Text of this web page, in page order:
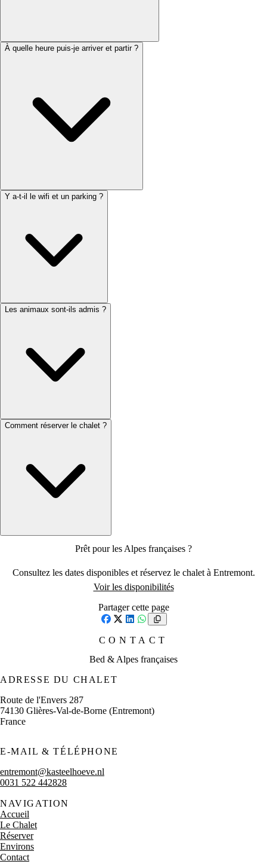
À quelle heure puis-je arriver et partir ?
Y a-t-il le wifi et un parking ?
Les animaux sont-ils admis ?
Comment réserver le chalet ?
Prêt pour les Alpes françaises ?
Consultez les dates disponibles et réservez le chalet à Entremont.
Voir les disponibilités
Partager cette page
CONTACT
Bed & Alpes françaises
ADRESSE DU CHALET
Route de l'Envers 287
74130 Glières-Val-de-Borne (Entremont)
France
E-MAIL & TÉLÉPHONE
entremont@kasteelhoeve.nl
0031 522 442828
NAVIGATION
Accueil
Le Chalet
Réserver
Environs
Contact